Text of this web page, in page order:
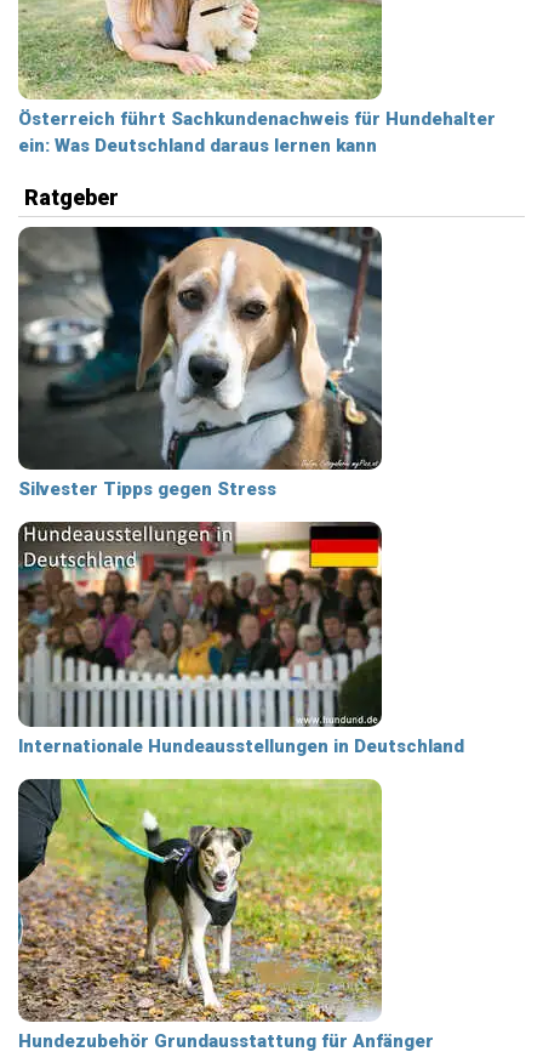
Österreich führt Sachkundenachweis für Hundehalter
ein: Was Deutschland daraus lernen kann
Ratgeber
Silvester Tipps gegen Stress
Internationale Hundeausstellungen in Deutschland
Hundezubehör Grundausstattung für Anfänger